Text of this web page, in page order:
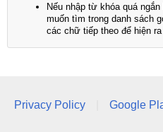
Nếu nhập từ khóa quá
muốn tìm trong danh sách
các chữ tiếp theo để hiện
Privacy Policy Google